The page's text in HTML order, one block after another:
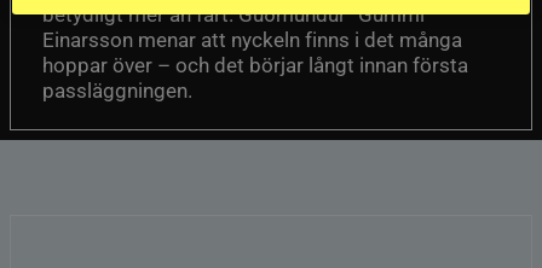
betydligt mer än fart. Guðmundur “Gummi”
Einarsson menar att nyckeln finns i det många
hoppar över – och det börjar långt innan första
passläggningen.